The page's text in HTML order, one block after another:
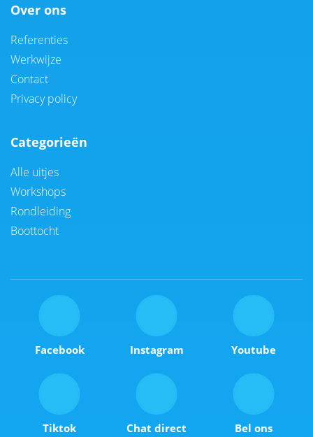
Over ons
Referenties
Werkwijze
Contact
Privacy policy
Categorieën
Alle uitjes
Workshops
Rondleiding
Boottocht
Facebook Instagram Youtube
Tiktok Chat direct Bel ons